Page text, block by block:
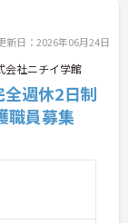
新日：2026年06月24日
会社ニチイ学館
全週休2日制
職員募集